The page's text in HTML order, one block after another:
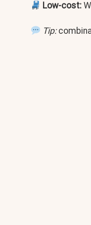
Low-cost:
Tip: